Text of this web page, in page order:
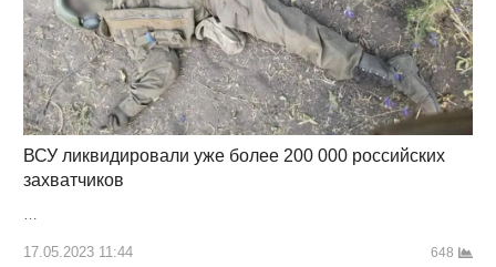
ВСУ ликвидировали уже более 200 000 российских
захватчиков
…
17.05.2023 11:44 648